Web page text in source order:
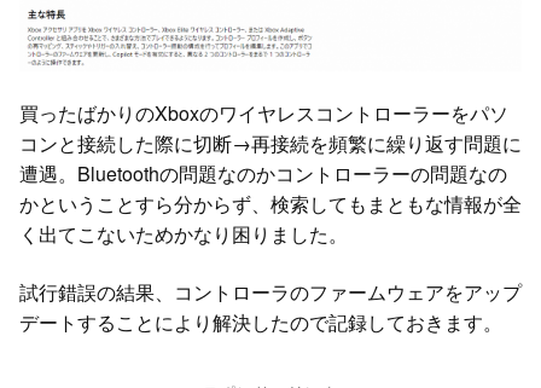
買ったばかりのXboxのワイヤレスコントローラーをパソ
コンと接続した際に切断→再接続を頻繁に繰り返す問題に
遭遇。Bluetoothの問題なのかコントローラーの問題なの
かということすら分からず、検索してもまともな情報が全
く出てこないためかなり困りました。
試行錯誤の結果、コントローラのファームウェアをアップ
デートすることにより解決したので記録しておきます。